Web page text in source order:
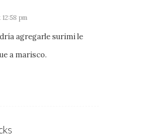
pm
agregarle surimi le
a marisco.